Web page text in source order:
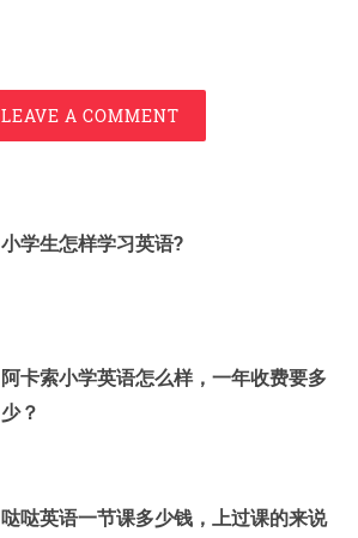
LEAVE A COMMENT
小学生怎样学习英语?
阿卡索小学英语怎么样，一年收费要多
少？
哒哒英语一节课多少钱，上过课的来说